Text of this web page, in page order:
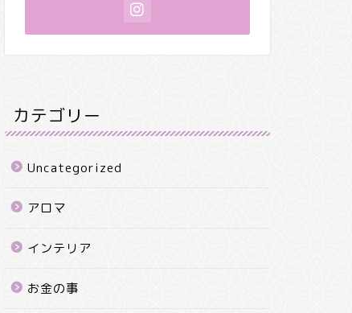
カテゴリー
Uncategorized
アロマ
インテリア
お金の事